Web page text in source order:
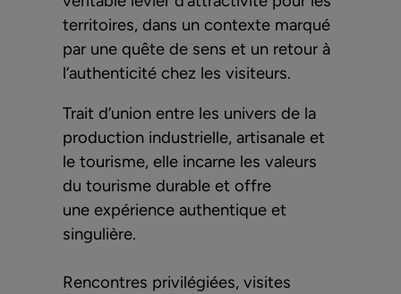
territoires, dans un contexte marqué
par une quête de sens et un retour à
l’authenticité chez les visiteurs.
Trait d’union entre les univers de la
production industrielle, artisanale et
le tourisme, elle incarne les valeurs
du tourisme durable et offre
une expérience authentique et
singulière.
Rencontres privilégiées, visites